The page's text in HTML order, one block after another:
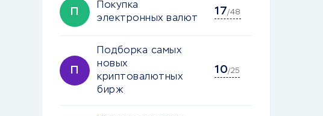
П
Покупка
электронных валют
17/48
П
Подборка самых
новых
криптовалютных
бирж
10/25